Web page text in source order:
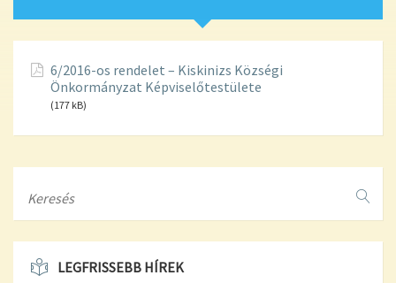
6/2016-os rendelet – Kiskinizs Községi
Önkormányzat Képviselőtestülete
(177 kB)
LEGFRISSEBB HÍREK